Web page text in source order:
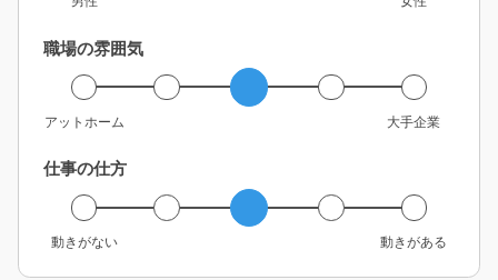
職場の雰囲気
アットホーム 大手企業
仕事の仕方
動きがない 動きがある